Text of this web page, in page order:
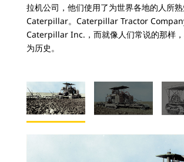
拉机公司，他们使用了为世界各地的人所熟
Caterpillar。Caterpillar Tractor
Caterpillar Inc.，而就像人们常说的那样
为历史。